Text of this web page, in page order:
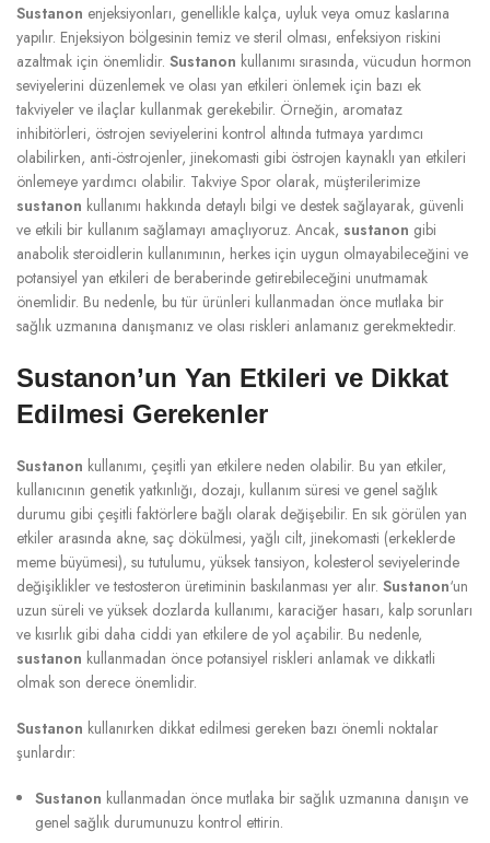
Sustanon enjeksiyonları, genellikle kalça, uyluk veya omuz kaslarına
yapılır. Enjeksiyon bölgesinin temiz ve steril olması, enfeksiyon riskini
azaltmak için önemlidir. Sustanon kullanımı sırasında, vücudun hormon
seviyelerini düzenlemek ve olası yan etkileri önlemek için bazı ek
takviyeler ve ilaçlar kullanmak gerekebilir. Örneğin, aromataz
inhibitörleri, östrojen seviyelerini kontrol altında tutmaya yardımcı
olabilirken, anti-östrojenler, jinekomasti gibi östrojen kaynaklı yan etkileri
önlemeye yardımcı olabilir. Takviye Spor olarak, müşterilerimize
sustanon kullanımı hakkında detaylı bilgi ve destek sağlayarak, güvenli
ve etkili bir kullanım sağlamayı amaçlıyoruz. Ancak, sustanon gibi
anabolik steroidlerin kullanımının, herkes için uygun olmayabileceğini ve
potansiyel yan etkileri de beraberinde getirebileceğini unutmamak
önemlidir. Bu nedenle, bu tür ürünleri kullanmadan önce mutlaka bir
sağlık uzmanına danışmanız ve olası riskleri anlamanız gerekmektedir.
Sustanon’un Yan Etkileri ve Dikkat
Edilmesi Gerekenler
Sustanon kullanımı, çeşitli yan etkilere neden olabilir. Bu yan etkiler,
kullanıcının genetik yatkınlığı, dozajı, kullanım süresi ve genel sağlık
durumu gibi çeşitli faktörlere bağlı olarak değişebilir. En sık görülen yan
etkiler arasında akne, saç dökülmesi, yağlı cilt, jinekomasti (erkeklerde
meme büyümesi), su tutulumu, yüksek tansiyon, kolesterol seviyelerinde
değişiklikler ve testosteron üretiminin baskılanması yer alır. Sustanon‘un
uzun süreli ve yüksek dozlarda kullanımı, karaciğer hasarı, kalp sorunları
ve kısırlık gibi daha ciddi yan etkilere de yol açabilir. Bu nedenle,
sustanon kullanmadan önce potansiyel riskleri anlamak ve dikkatli
olmak son derece önemlidir.
Sustanon kullanırken dikkat edilmesi gereken bazı önemli noktalar
şunlardır:
Sustanon kullanmadan önce mutlaka bir sağlık uzmanına danışın ve
genel sağlık durumunuzu kontrol ettirin.